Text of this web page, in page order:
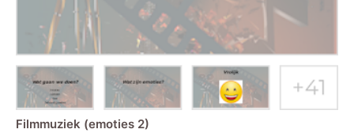
Filmmuziek (emoties 2)